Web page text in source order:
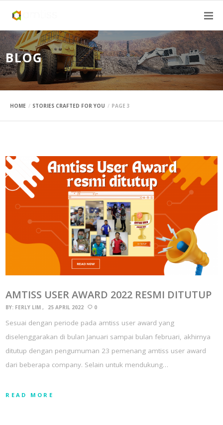
BLOG
HOME STORIES CRAFTED FOR YOU PAGE 3
AMTISS USER AWARD 2022 RESMI DITUTUP
BY: FERLY LIM 25 APRIL 2022 0
Sesuai dengan periode pada amtiss user award yang
diselenggarakan di bulan Januari sampai bulan februari, akhirnya
ditutup dengan pengumuman 23 pemenang amtiss user award
dari beberapa company. Selain untuk mendukung…
READ MORE